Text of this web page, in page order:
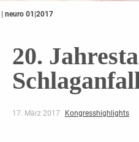
| neuro 01|2017
20.
17. März 2017 Kongresshighlights